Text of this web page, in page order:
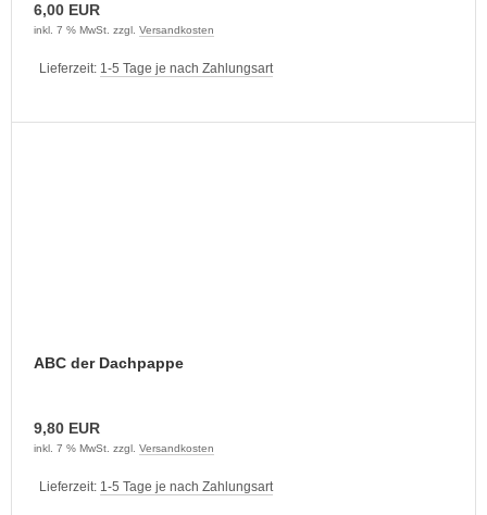
6,00 EUR
inkl. 7 % MwSt. zzgl. Versandkosten
Lieferzeit: 1-5 Tage je nach Zahlungsart
ABC der Dachpappe
9,80 EUR
inkl. 7 % MwSt. zzgl. Versandkosten
Lieferzeit: 1-5 Tage je nach Zahlungsart